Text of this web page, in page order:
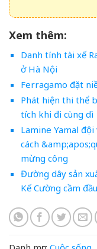
Xem thêm:
Danh tính tài xế
ở Hà Nội
Ferragamo đặt
Phát hiện thi thể
tích khi đi cùng dì
Lamine Yamal
cách
mừng công
Đường dây sản
Kế Cường cầm đầu